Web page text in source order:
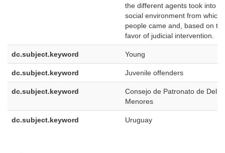
the different agents took into
social environment from which
people came and, based on
favor of judicial intervention.
dc.subject.keyword Young
dc.subject.keyword Juvenile offenders
dc.subject.keyword
Consejo de Patronato de
Menores
dc.subject.keyword Uruguay